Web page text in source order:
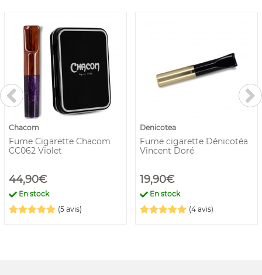
Chacom
Fume Cigarette Chacom
CC062 Violet
44,90€
En stock
(5 avis)
Denicotea
Fume cigarette Dénicotéa
Vincent Doré
19,90€
En stock
(4 avis)